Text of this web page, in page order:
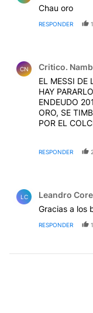
Chau oro
RESPONDER 1
CN Critico.
EL MESSI DE
HAY
ENDEUDO
ORO, SE
POR EL
QUE EL
SUS
RESPONDER
LC Leandro
Gracias a los
RESPONDER 1